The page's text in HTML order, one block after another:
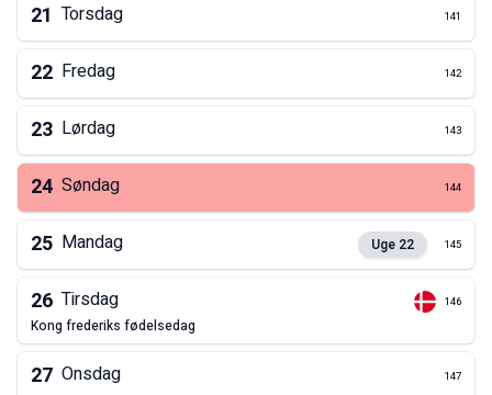
21 Torsdag 141
22 Fredag 142
23 Lørdag 143
24 Søndag 144
25 Mandag Uge 22 145
26 Tirsdag 146
kong frederiks fødelsedag
27 Onsdag 147